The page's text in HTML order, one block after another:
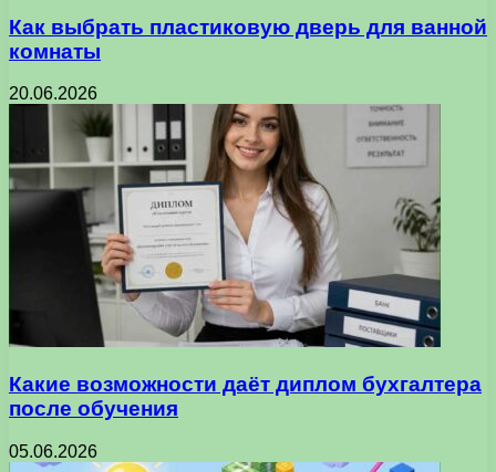
Как выбрать пластиковую дверь для ванной
комнаты
20.06.2026
Какие возможности даёт диплом бухгалтера
после обучения
05.06.2026